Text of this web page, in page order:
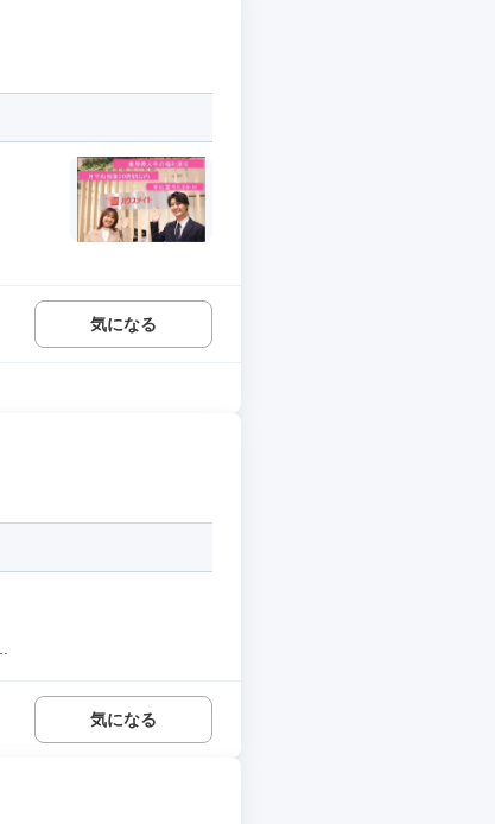
気になる
気になる